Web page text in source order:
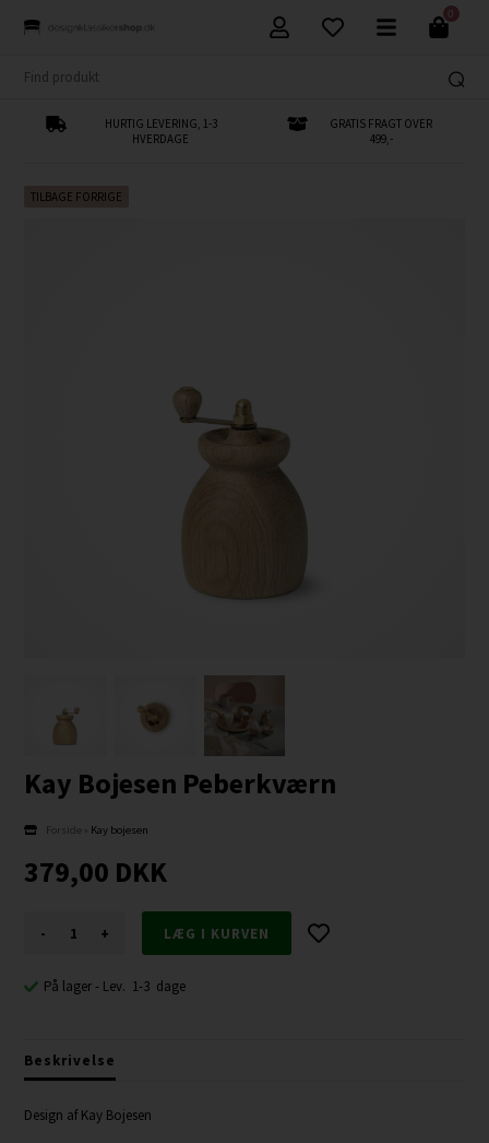
0
HURTIG LEVERING, 1-3
HVERDAGE
GRATIS FRAGT OVER
499,-
TILBAGE FORRIGE
Kay Bojesen Peberkværn
Forside Kay bojesen
379,00 DKK
- +
På lager - Lev. 1-3 dage
Beskrivelse
Design af Kay Bojesen